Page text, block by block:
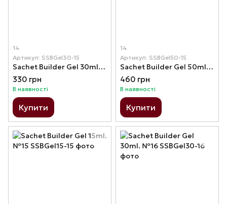
14
Артикул: SSBGel30-15
Sachet Builder Gel 30ml. №15
330 грн
В наявності
Купити
14
Артикул: SSBGel50-15
Sachet Builder Gel 50ml. №15
460 грн
В наявності
Купити